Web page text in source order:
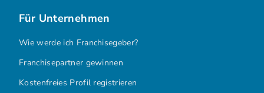
Für Unternehmen
Wie werde ich Franchisegeber?
Franchisepartner gewinnen
Kostenfreies Profil registrieren